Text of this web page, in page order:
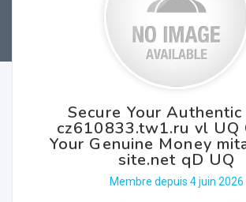
Secure Your Authentic
cz610833.tw1.ru vl UQ
Your Genuine Money
site.net qD UQ
Membre depuis 4 juin 2026